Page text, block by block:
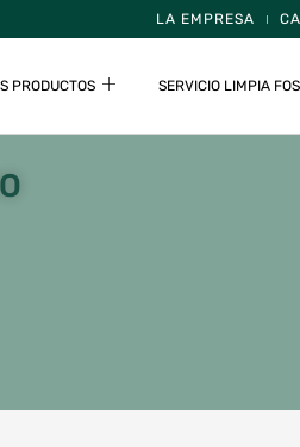
LA EMPRESA
PRODUCTOS SERVICIO LIMPIA